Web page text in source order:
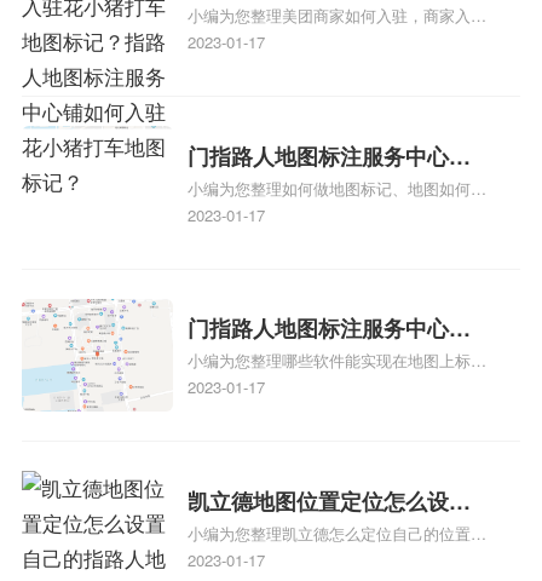
地图标记？指路人地图标注服
务中心铺如何入驻花小猪打车
小编为您整理美团商家如何入驻，商家入驻
教程、商家如何入驻地图、如何入驻地:、
2023-01-17
门指路人地图标注服务中心如
何做花小猪打车地图位置标
记？门指路人地图标注服务中
小编为您整理如何做地图标记、地图如何做
标记、so搜街景中如何做标记、360e启花贷
关地图标注知识，详情可查看下方正文！
2023-01-17
门指路人地图标注服务中心地
图位置地址标记？门指路人地
图标注服务中心苹果地图位置
小编为您整理哪些软件能实现在地图上标记
门指路人地图标注服务中心位置、门指路人
门指路人地图标注服务中心地址标注上地图
怎么弄相关地图标注知识，详情可查看下方
正文！
2023-01-17
凯立德地图位置定位怎么设置
自己的指路人地图标注服务中
小编为您整理凯立德怎么定位自己的位置
啊、手机凯立德地图定位怎么设置往上走、
2023-01-17